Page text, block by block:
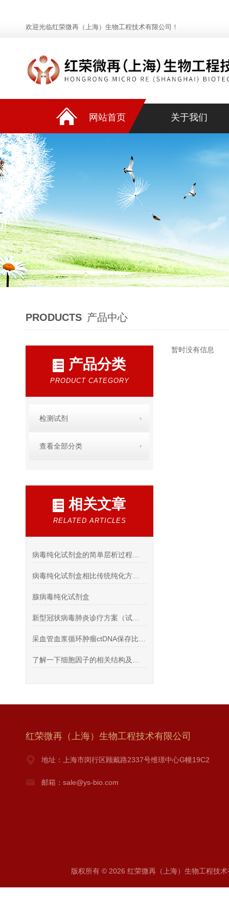
欢迎光临红荣微再（上海）生物工程技术有限公司！
网站首页 关于我们
PRODUCTS 产品中心
产品分类
PRODUCT CATEGORY
检测试剂
查看全部分类
相关文章
RELATED ARTICLES
腺病毒纯化试剂盒
暂时没有信息
红荣微再（上海）生物工程技术有限公司
地址：上海市闵行区顾戴路2337号维璟中心G幢19C2
邮箱：sale@ys-bio.com
版权所有 © 2026 红荣微再（上海）生物工程技